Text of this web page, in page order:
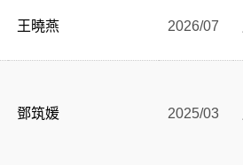
王曉燕 2026/07
鄧筑媛 2025/03